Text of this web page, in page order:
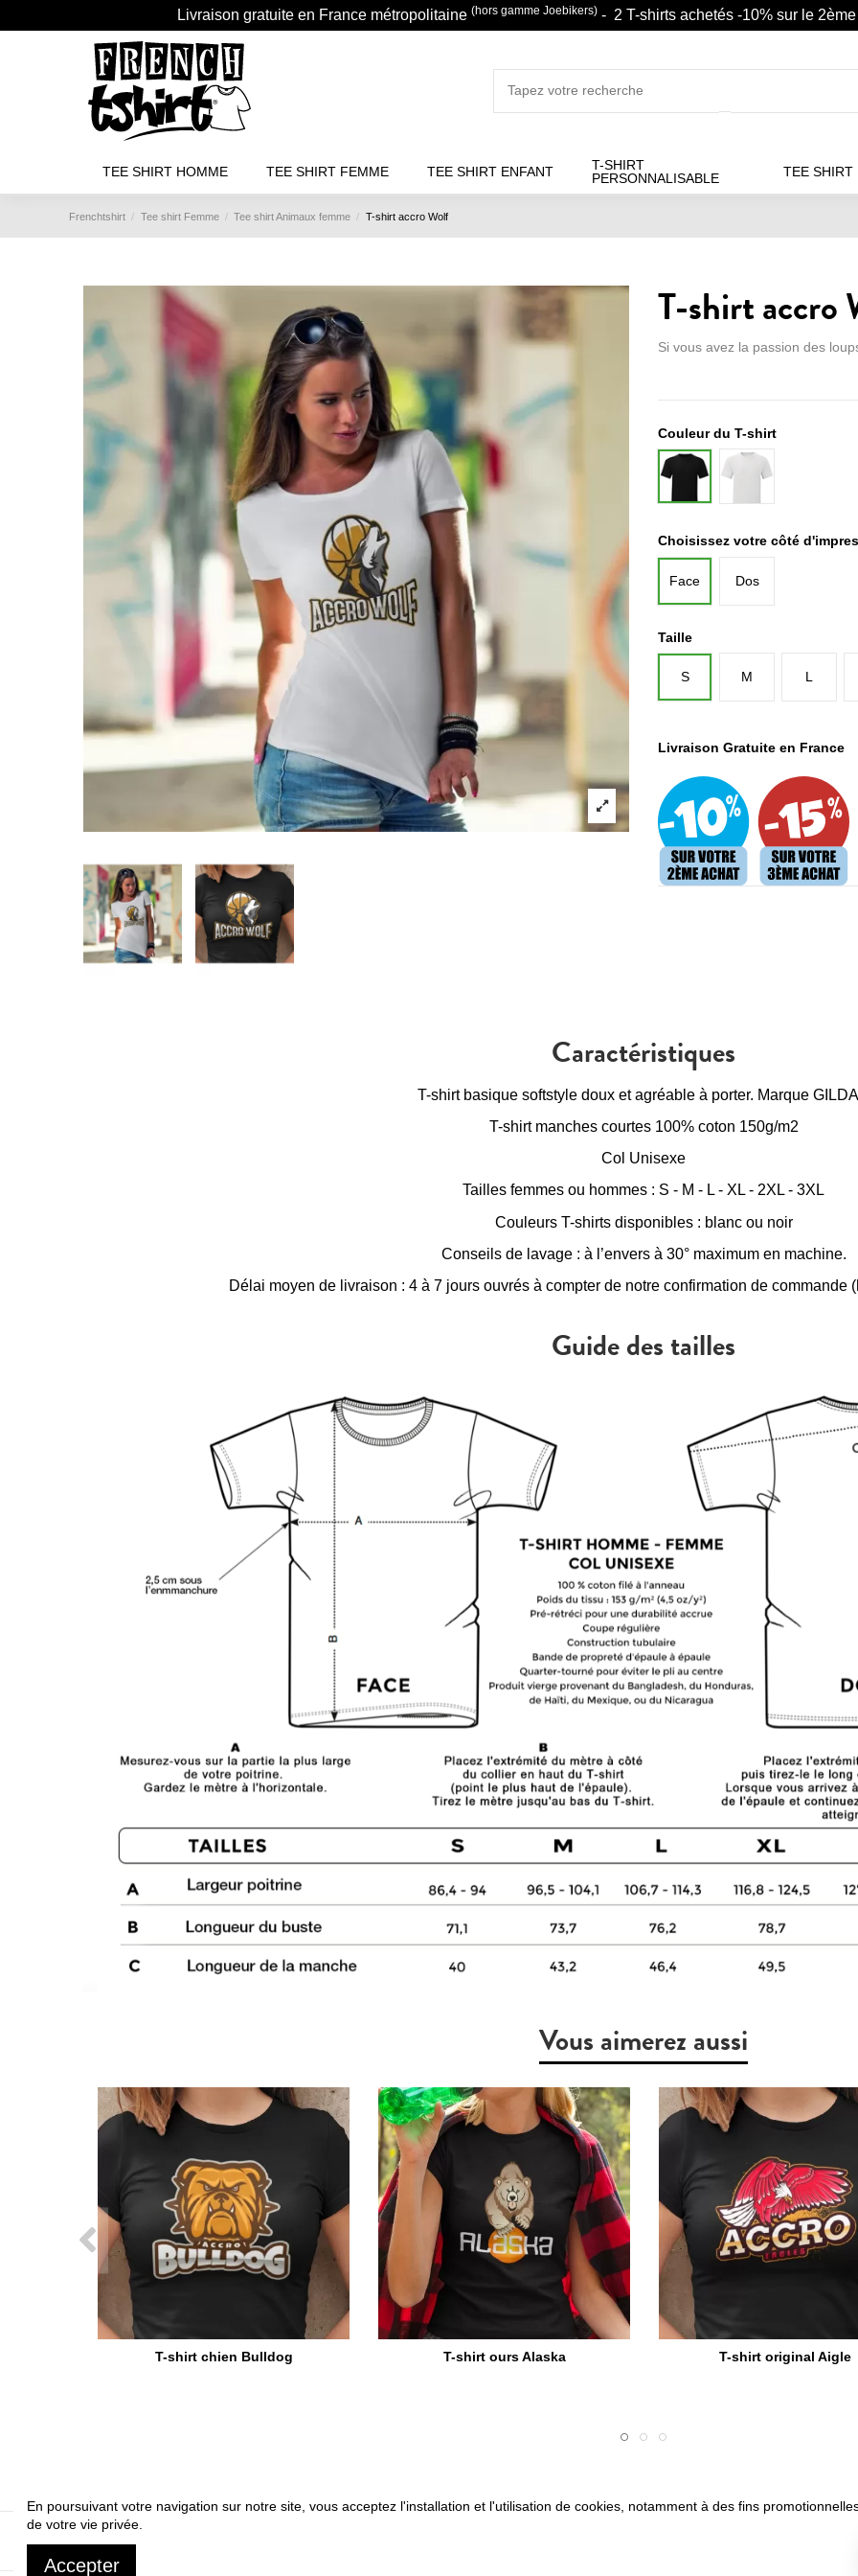
Livraison gratuite en France métropolitaine (hors gamme Joebikers) - 2 T-shirts achetés -10% sur le
TEE SHIRT HOMME TEE SHIRT FEMME TEE SHIRT ENFANT
T-SHIRT
PERSONNALISABLE
TEE SHIRT
Frenchtshirt Tee shirt Femme Tee shirt Animaux femme T-shirt accro Wolf
T-shirt accro
Si vous avez la passion des
Couleur du T-shirt
Noir
Blanc
Choisissez votre côté
Face Dos
Taille
S M L
Livraison Gratuite en France
Caractéristiques
T-shirt basique softstyle doux et agréable à porter. Marque
T-shirt manches courtes 100% coton 150g/m2
Col Unisexe
Tailles femmes ou hommes : S - M - L - XL - 2XL - 3XL
Couleurs T-shirts disponibles : blanc ou noir
Conseils de lavage : à l’envers à 30° maximum en machine.
Délai moyen de livraison : 4 à 7 jours ouvrés à compter de notre confirmation de commande
Guide des tailles
Vous aimerez aussi
T-shirt chien Bulldog T-shirt ours Alaska T-shirt original Aigle
En poursuivant votre navigation sur notre site, vous acceptez l'installation et l'utilisation de cookies, notamment à des fins
de votre vie privée.
Accepter